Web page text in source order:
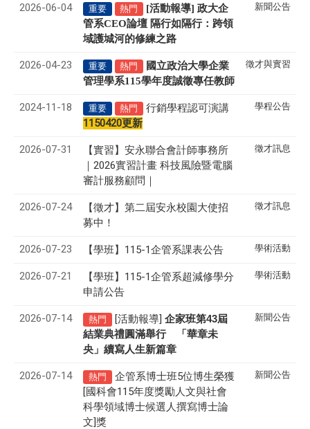
2026-06-04 重要 熱門
[活動報導] 政大企
管系CEO論壇 隔行如隔行：跨領
域護城河的修練之路
新聞公告
2026-04-23 重要 熱門
國立政治大學企業
管理學系115學年度誠徵專任教師
徵才與實習
2024-11-18 重要 熱門
行銷學程認可演講
1150420更新
學程公告
2026-07-31
【實習】安永聯合會計師事務所
｜2026實習計畫 科技風險暨電腦
審計服務顧問｜
徵才訊息
2026-07-24 【徵才】 第二屆安永校園大使招
募中！
徵才訊息
2026-07-23 【學班】115-1企管系課表公告 學術活動
2026-07-21
【學班】115-1企管系超減修學分
申請公告
學術活動
2026-07-14 熱門 [活動報導] 企家班第43屆
結業典禮圓滿舉行 「華章未
央」續寫人生新篇章
新聞公告
2026-07-14 熱門
企管系博士班5位博生榮獲
[國科會115年度獎勵人文與社會
科學領域博士候選人撰寫博士論
文]獎
新聞公告